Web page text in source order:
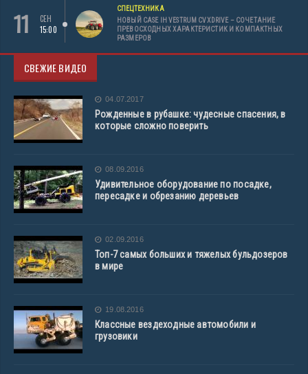
11
СЕН
15:00
СПЕЦТЕХНИКА
НОВЫЙ CASE IH VESTRUM CVXDRIVE – СОЧЕТАНИЕ
ПРЕВОСХОДНЫХ ХАРАКТЕРИСТИК И КОМПАКТНЫХ
РАЗМЕРОВ
СВЕЖИЕ ВИДЕО
04.07.2017
Рожденные в рубашке: чудесные спасения, в
которые сложно поверить
08.09.2016
Удивительное оборудование по посадке,
пересадке и обрезанию деревьев
02.09.2016
Топ-7 самых больших и тяжелых бульдозеров
в мире
19.08.2016
Классные вездеходные автомобили и
грузовики